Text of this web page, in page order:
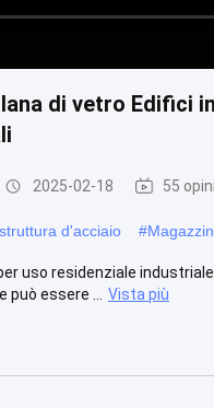
di vetro Edifici
2025-02-18 55
d'acciaio #
uso residenziale
essere ...
Vista più